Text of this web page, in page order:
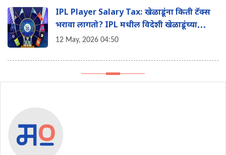
IPL Player Salary Tax: खेळाडूंना किती टॅक्स
भरावा लागतो? IPL मधील विदेशी खेळाडूंच्या
पगाराचे 'हे' आहे टॅक्स गणित
12 May, 2026 04:50